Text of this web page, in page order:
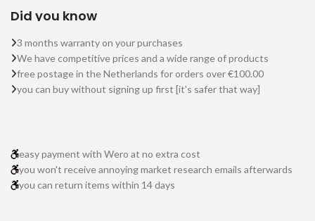
Did you know
3 months warranty on your purchases
We have competitive prices and a wide range of products
free postage in the Netherlands for orders over €100.00
you can buy without signing up first [it's safer that way]
easy payment with Wero at no extra cost
you won't receive annoying market research emails afterwards
you can return items within 14 days